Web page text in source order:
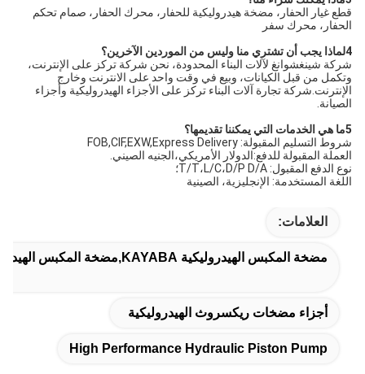
قطع غيار الحفار، مضخة هيدروليكية للحفار، محرك الحفار، صمام تحكم
الحفار، محرك سفر
4لماذا يجب أن تشتري منا وليس من الموردين الآخرين؟
شركة شينغشوانغ لآلات البناء المحدودة، نحن شركة تركز على الإنترنت،
وتكمل من قبل الكيانات، وبيع في وقت واحد على الانترنت وخارج
الإنترنت.شركة تجارة آلات البناء تركز على الأجزاء الهيدروليكية وأجزاء
الصيانة.
شروط التسليم المقبولة: FOB,CIF,EXW,Express Delivery
العملة المقبولة للدفع:الدولار الأمريكي،الجنيه الصيني.
نوع الدفع المقبول: T/T،L/C،D/P D/A؛
اللغة المستخدمة: الإنجليزية، الصينية
العلامات:
مضخة المكبس الهيدروليكية KAYABA,مضخة المكبس الهيدروليكية,مضخة البستنات الهيدروليكية عالية الأداء
أجزاء مضخات ريكسروث الهيدروليكية
High Performance Hydraulic Piston Pump